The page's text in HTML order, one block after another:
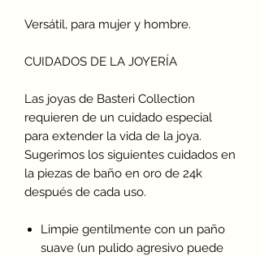
Versátil, para mujer y hombre.
CUIDADOS DE LA JOYERÍA
Las joyas de Basteri Collection
requieren de un cuidado especial
para extender la vida de la joya.
Sugerimos los siguientes cuidados en
la piezas de baño en oro de 24k
después de cada uso.
Limpie gentilmente con un paño
suave (un pulido agresivo puede